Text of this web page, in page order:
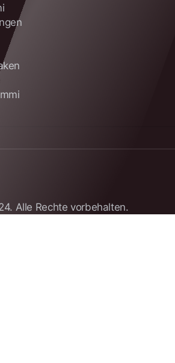
Alle Rechte vorbehalten.